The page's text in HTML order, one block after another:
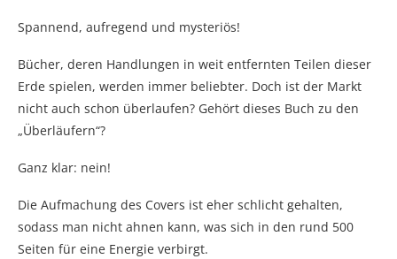
Spannend, aufregend und mysteriös!
Bücher, deren Handlungen in weit entfernten Teilen dieser
Erde spielen, werden immer beliebter. Doch ist der Markt
nicht auch schon überlaufen? Gehört dieses Buch zu den
„Überläufern“?
Ganz klar: nein!
Die Aufmachung des Covers ist eher schlicht gehalten,
sodass man nicht ahnen kann, was sich in den rund 500
Seiten für eine Energie verbirgt.